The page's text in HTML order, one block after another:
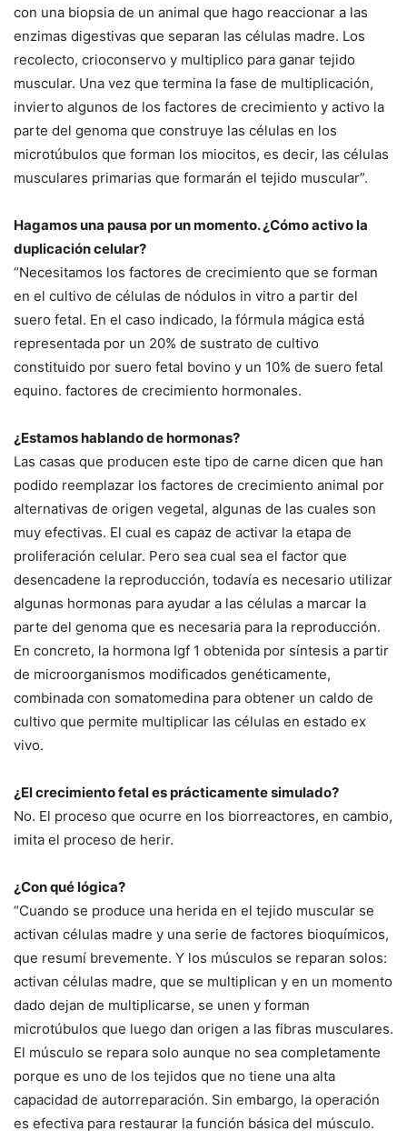
con una biopsia de un animal que hago reaccionar a las
enzimas digestivas que separan las células madre. Los
recolecto, crioconservo y multiplico para ganar tejido
muscular. Una vez que termina la fase de multiplicación,
invierto algunos de los factores de crecimiento y activo la
parte del genoma que construye las células en los
microtúbulos que forman los miocitos, es decir, las células
musculares primarias que formarán el tejido muscular”.
Hagamos una pausa por un momento. ¿Cómo activo la
duplicación celular?
“Necesitamos los factores de crecimiento que se forman
en el cultivo de células de nódulos in vitro a partir del
suero fetal. En el caso indicado, la fórmula mágica está
representada por un 20% de sustrato de cultivo
constituido por suero fetal bovino y un 10% de suero fetal
equino. factores de crecimiento hormonales.
¿Estamos hablando de hormonas?
Las casas que producen este tipo de carne dicen que han
podido reemplazar los factores de crecimiento animal por
alternativas de origen vegetal, algunas de las cuales son
muy efectivas. El cual es capaz de activar la etapa de
proliferación celular. Pero sea cual sea el factor que
desencadene la reproducción, todavía es necesario utilizar
algunas hormonas para ayudar a las células a marcar la
parte del genoma que es necesaria para la reproducción.
En concreto, la hormona Igf 1 obtenida por síntesis a partir
de microorganismos modificados genéticamente,
combinada con somatomedina para obtener un caldo de
cultivo que permite multiplicar las células en estado ex
vivo.
¿El crecimiento fetal es prácticamente simulado?
No. El proceso que ocurre en los biorreactores, en cambio,
imita el proceso de herir.
¿Con qué lógica?
“Cuando se produce una herida en el tejido muscular se
activan células madre y una serie de factores bioquímicos,
que resumí brevemente. Y los músculos se reparan solos:
activan células madre, que se multiplican y en un momento
dado dejan de multiplicarse, se unen y forman
microtúbulos que luego dan origen a las fibras musculares.
El músculo se repara solo aunque no sea completamente
porque es uno de los tejidos que no tiene una alta
capacidad de autorreparación. Sin embargo, la operación
es efectiva para restaurar la función básica del músculo.